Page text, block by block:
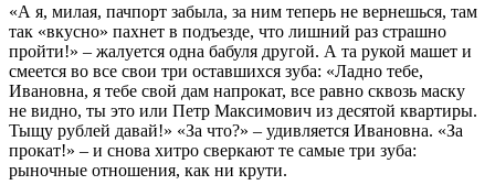
«А я, милая, пачпорт забыла, за ним теперь не вернешься, там
так «вкусно» пахнет в подъезде, что лишний раз страшно
пройти!» – жалуется одна бабуля другой. А та рукой машет и
смеется во все свои три оставшихся зуба: «Ладно тебе,
Ивановна, я тебе свой дам напрокат, все равно сквозь маску
не видно, ты это или Петр Максимович из десятой квартиры.
Тыщу рублей давай!» «За что?» – удивляется Ивановна. «За
прокат!» – и снова хитро сверкают те самые три зуба:
рыночные отношения, как ни крути.